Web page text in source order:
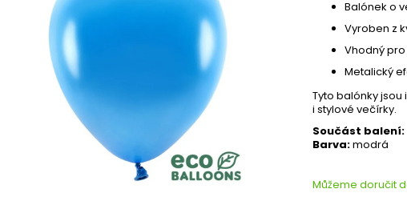
Balónek o
Vyroben z
Vhodný
Metalický
Tyto balónky
i stylové večírky.
Součást balení:
Barva:modrá
Můžeme doručit